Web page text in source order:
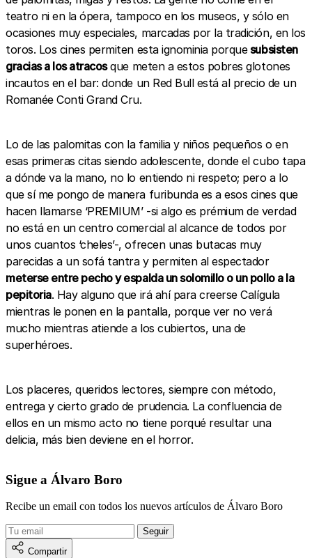
teatro ni en la ópera, tampoco en los museos, y sólo en
ocasiones muy especiales, marcadas por la tradición, en los
toros. Los cines permiten esta ignominia porquesubsisten
gracias a los atracosque meten a estos pobres glotones
incautos en el bar: donde un Red Bull está al precio de un
Romanée Conti Grand Cru.
Lo de las palomitas con la familia y niños pequeños o en
esas primeras citas siendo adolescente, donde el cubo tapa
a dónde va la mano, no lo entiendo ni respeto; pero a lo
que sí me pongo de manera furibunda es a esos cines que
hacen llamarse ‘PREMIUM’ -si algo es prémium de verdad
no está en un centro comercial al alcance de todos por
unos cuantos ‘cheles’-, ofrecen unas butacas muy
parecidas a un sofá tantra y permiten al espectador
meterse entre pecho y espalda un solomillo o un pollo a la
pepitoria. Hay alguno que irá ahí para creerse Calígula
mientras le ponen en la pantalla, porque ver no verá
mucho mientras atiende a los cubiertos, una de
superhéroes.
Los placeres, queridos lectores, siempre con método,
entrega y cierto grado de prudencia. La confluencia de
ellos en un mismo acto no tiene porqué resultar una
delicia, más bien deviene en el horror.
Sigue a Álvaro Boro
Recibe un email con todos los nuevos artículos de Álvaro Boro
Compartir